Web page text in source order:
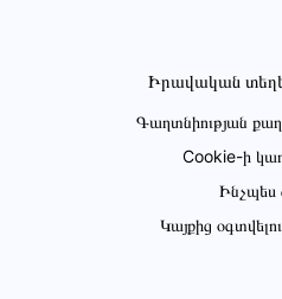
Իրավական
Գաղտնիության
Cookie-ի
Ինչպես
Կայքից